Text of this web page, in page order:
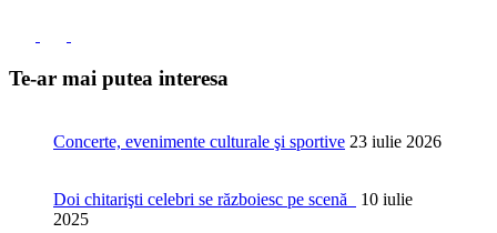
Te-ar mai putea interesa
Concerte, evenimente culturale şi sportive 23 iulie 2026
Doi chitarişti celebri se războiesc pe scenă
10 iulie
2025